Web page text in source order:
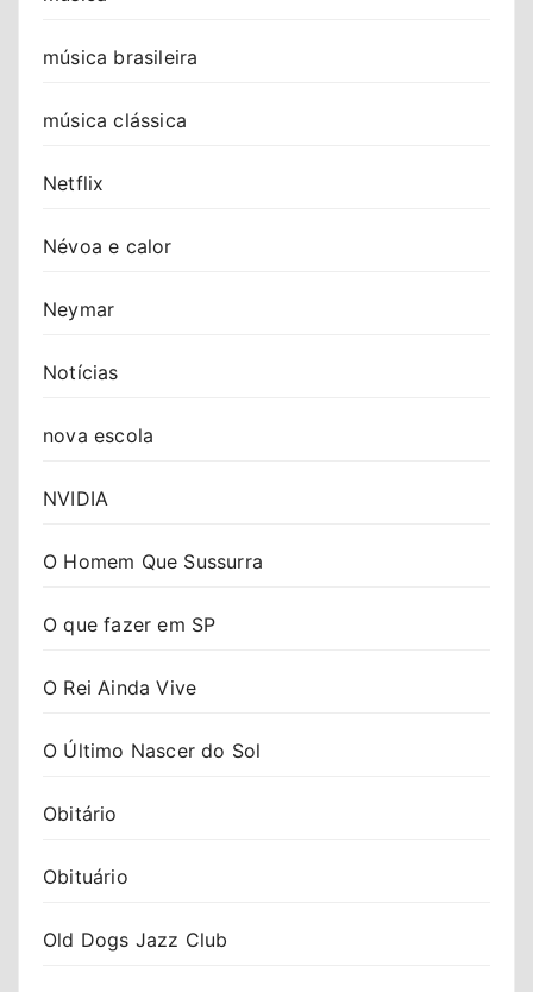
música brasileira
música clássica
Netflix
Névoa e calor
Neymar
Notícias
nova escola
NVIDIA
O Homem Que Sussurra
O que fazer em SP
O Rei Ainda Vive
O Último Nascer do Sol
Obitário
Obituário
Old Dogs Jazz Club